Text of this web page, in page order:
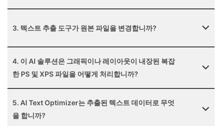
3. 텍스트 추출 도구가 원본 파일을 변경합니까?
4. 이 AI 솔루션은 그래픽이나 레이아웃이 내장된 복잡
한 PS 및 XPS 파일을 어떻게 처리합니까?
5. AI Text Optimizer는 추출된 텍스트 데이터로 무엇
을 합니까?